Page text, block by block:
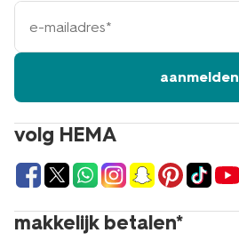
volg HEMA
makkelijk betalen*
e-
mailadres
aanmelden